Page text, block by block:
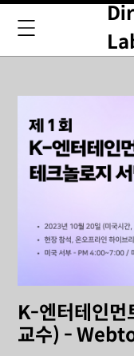
K-엔터테인먼
교수) -